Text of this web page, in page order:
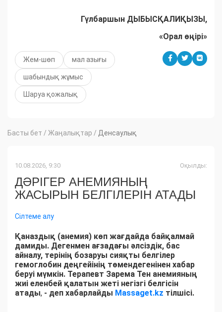
Гүлбаршын ДЫБЫСҚАЛИҚЫЗЫ,
«Орал өңірі»
Жем-шөп мал азығы
шабындық жұмыс
Шаруа қожалық
Басты бет / Жаңалықтар / Денсаулық
10.08.2026, 9:30 Оқылды:
ДӘРІГЕР АНЕМИЯНЫҢ
ЖАСЫРЫН БЕЛГІЛЕРІН АТАДЫ
Сілтеме алу
Қаназдық (анемия) көп жағдайда байқалмай
дамиды. Дегенмен ағзадағы әлсіздік, бас
айналу, терінің бозаруы сияқты белгілер
гемоглобин деңгейінің төмендегенінен хабар
беруі мүмкін. Терапевт Зарема Тен анемияның
жиі еленбей қалатын жеті негізгі белгісін
атады, - деп хабарлайды Massaget.kz тілшісі.